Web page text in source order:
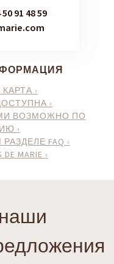
50 91 48 59
›
›
ВОЗМОЖНО ПО
›
FAQ ›
MARIE ›